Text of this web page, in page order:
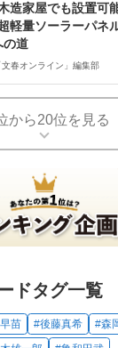
造家屋でも設置可
軽量ソーラーパネ
の道
文春オンライン」編集部
から20位を見る
ドタグ一覧
苗 #後藤真希 #森